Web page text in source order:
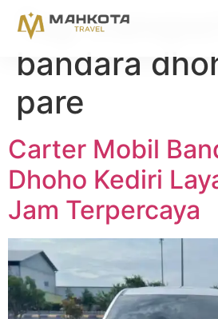
Tag:
bandara
pare
Carter Mobil
Dhoho Kediri
Jam Terpercaya